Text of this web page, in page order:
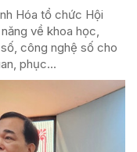
Hóa tổ chức Hội
về khoa học,
công nghệ số cho
phục...